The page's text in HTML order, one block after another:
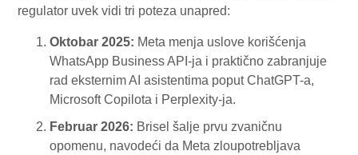
regulator uvek vidi tri poteza unapred:
Oktobar 2025: Meta menja uslove korišćenja
WhatsApp Business API-ja i praktično zabranjuje
rad eksternim AI asistentima poput ChatGPT-a,
Microsoft Copilota i Perplexity-ja.
Februar 2026: Brisel šalje prvu zvaničnu
opomenu, navodeći da Meta zloupotrebljava